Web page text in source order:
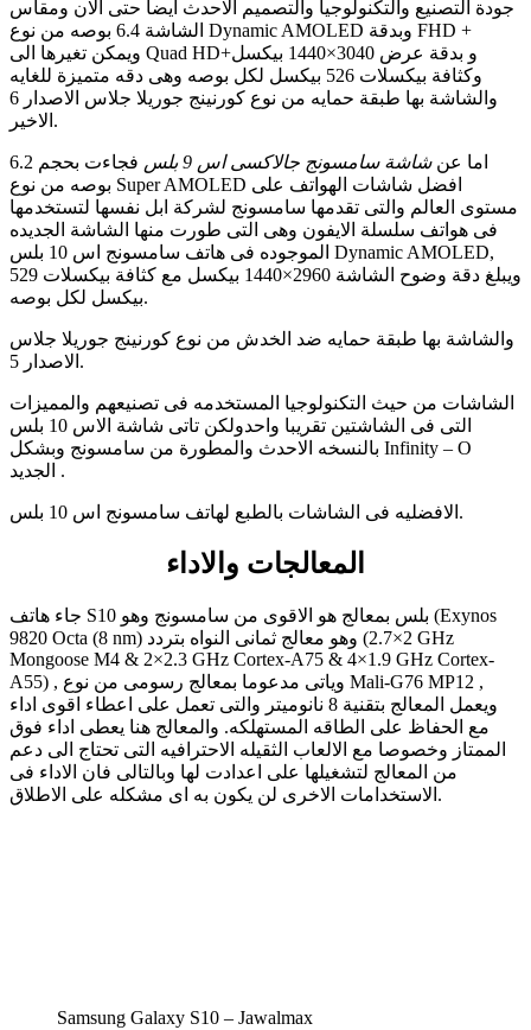
جودة التصنيع والتكنولوجيا والتصميم الاحدث ايضا حتى الان ومقاس
الشاشة 6.4 بوصه من نوع Dynamic AMOLED وبدقة FHD +
ويمكن تغيرها الى Quad HD+و بدقة عرض 3040×1440 بيكسل
وكثافة بيكسلات 526 بيكسل لكل بوصه وهى دقه متميزة للغايه
والشاشة بها طبقة حمايه من نوع كورنينج جوريلا جلاس الاصدار 6
الاخير.
اما عنشاشة سامسونج جالاكسى اس 9 بلس
فجاءت بحجم 6.2
بوصه من نوع Super AMOLED افضل شاشات الهواتف على
مستوى العالم والتى تقدمها سامسونج لشركة ابل نفسها لتستخدمها
فى هواتف سلسلة الايفون وهى التى طورت منها الشاشة الجديده
الموجوده فى هاتف سامسونج اس 10 بلس Dynamic AMOLED,
ويبلغ دقة وضوح الشاشة 2960×1440 بيكسل مع كثافة بيكسلات 529
بيكسل لكل بوصه.
والشاشة بها طبقة حمايه ضد الخدش من نوع كورنينج جوريلا جلاس
الاصدار 5.
الشاشات من حيث التكنولوجيا المستخدمه فى تصنيعهم والمميزات
التى فى الشاشتين تقريبا واحدولكن تاتى شاشة الاس 10 بلس
بالنسخه الاحدث والمطورة من سامسونج وبشكل Infinity – O
الجديد .
الافضليه فى الشاشات بالطبع لهاتف سامسونج اس 10 بلس.
المعالجات والاداء
جاء هاتف S10 بلس بمعالج هو الاقوى من سامسونج وهو (Exynos
9820 Octa (8 nm) وهو معالج ثمانى النواه بتردد (2×2.7 GHz
Mongoose M4 & 2×2.3 GHz Cortex-A75 & 4×1.9 GHz Cortex-
A55) , وياتى مدعوما بمعالج رسومى من نوع Mali-G76 MP12 ,
ويعمل المعالج بتقنية 8 نانوميتر والتى تعمل على اعطاء اقوى اداء
مع الحفاظ على الطاقه المستهلكه. والمعالج هنا يعطى اداء فوق
الممتاز وخصوصا مع الالعاب الثقيله الاحترافيه التى تحتاج الى دعم
من المعالج لتشغيلها على اعدادت لها وبالتالى فان الاداء فى
الاستخدامات الاخرى لن يكون به اى مشكله على الاطلاق.
Samsung Galaxy S10 – Jawalmax